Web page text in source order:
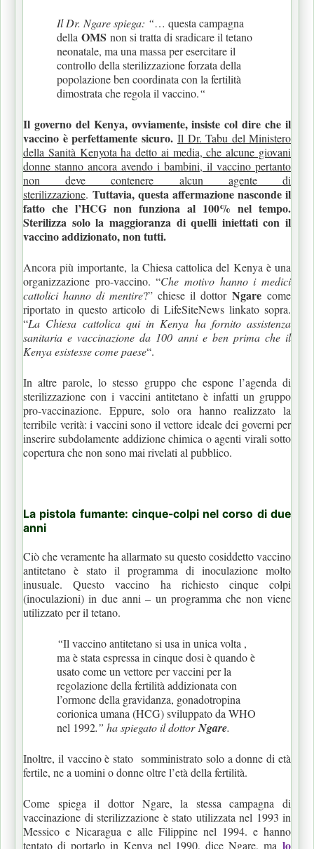
Il Dr. Ngare spiega: “… questa campagna
della OMS non si tratta di sradicare il tetano
neonatale, ma una massa per esercitare il
controllo della sterilizzazione forzata della
popolazione ben coordinata con la fertilità
dimostrata che regola il vaccino.“
Il governo del Kenya, ovviamente, insiste col dire che il
vaccino è perfettamente sicuro. Il Dr. Tabu del Ministero
della Sanità Kenyota ha detto ai media, che alcune giovani
donne stanno ancora avendo i bambini, il vaccino pertanto
non deve contenere alcun agente di
sterilizzazione. Tuttavia, questa affermazione nasconde il
fatto che l’HCG non funziona al 100% nel tempo.
Sterilizza solo la maggioranza di quelli iniettati con il
vaccino addizionato, non tutti.
Ancora più importante, la Chiesa cattolica del Kenya è una
organizzazione pro-vaccino. “Che motivo hanno i medici
cattolici hanno di mentire?” chiese il dottor Ngare come
riportato in questo articolo di LifeSiteNews linkato sopra.
“La Chiesa cattolica qui in Kenya ha fornito assistenza
sanitaria e vaccinazione da 100 anni e ben prima che il
Kenya esistesse come paese“.
In altre parole, lo stesso gruppo che espone l’agenda di
sterilizzazione con i vaccini antitetano è infatti un gruppo
pro-vaccinazione. Eppure, solo ora hanno realizzato la
terribile verità: i vaccini sono il vettore ideale dei governi per
inserire subdolamente addizione chimica o agenti virali sotto
copertura che non sono mai rivelati al pubblico.
La pistola fumante: cinque-colpi nel corso di due
anni
Ciò che veramente ha allarmato su questo cosiddetto vaccino
antitetano è stato il programma di inoculazione molto
inusuale. Questo vaccino ha richiesto cinque colpi
(inoculazioni) in due anni – un programma che non viene
utilizzato per il tetano.
“Il vaccino antitetano si usa in unica volta ,
ma è stata espressa in cinque dosi è quando è
usato come un vettore per vaccini per la
regolazione della fertilità addizionata con
l’ormone della gravidanza, gonadotropina
corionica umana (HCG) sviluppato da WHO
nel 1992.” ha spiegato il dottorNgare.
Inoltre, il vaccino è stato somministrato solo a donne di età
fertile, ne a uomini o donne oltre l’età della fertilità.
Come spiega il dottor Ngare, la stessa campagna di
vaccinazione di sterilizzazione è stato utilizzata nel 1993 in
Messico e Nicaragua e alle Filippine nel 1994. e hanno
tentato di portarlo in Kenya nel 1990, dice Ngare, ma lo